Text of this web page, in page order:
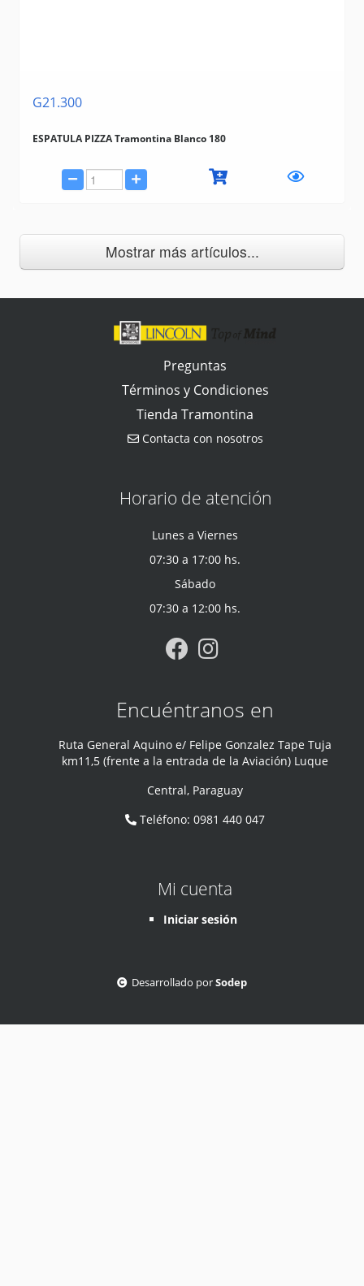
G21.300
ESPATULA PIZZA Tramontina Blanco 180
Mostrar más artículos...
Preguntas
Términos y Condiciones
Tienda Tramontina
Contacta con nosotros
Horario de atención
Lunes a Viernes
07:30 a 17:00 hs.
Sábado
07:30 a 12:00 hs.
Encuéntranos en
Ruta General Aquino e/ Felipe Gonzalez Tape Tuja
km11,5 (frente a la entrada de la Aviación) Luque
Central, Paraguay
Teléfono:0981 440 047
Mi cuenta
Iniciar sesión
Desarrollado porSodep